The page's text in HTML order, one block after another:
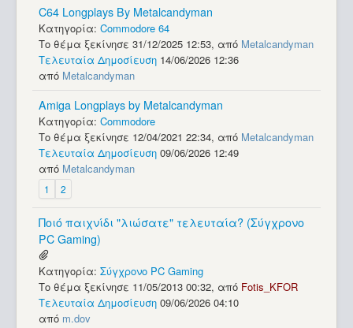
C64 Longplays By Metalcandyman
Κατηγορία: Commodore 64
Το θέμα ξεκίνησε 31/12/2025 12:53, από Metalcandyman
Τελευταία Δημοσίευση 14/06/2026 12:36
από Metalcandyman
Amiga Longplays by Metalcandyman
Κατηγορία: Commodore
Το θέμα ξεκίνησε 12/04/2021 22:34, από Metalcandyman
Τελευταία Δημοσίευση 09/06/2026 12:49
από Metalcandyman
1 2
Ποιό παιχνίδι "λιώσατε" τελευταία? (Σύγχρονο
PC Gaming)
Κατηγορία: Σύγχρονο PC Gaming
Το θέμα ξεκίνησε 11/05/2013 00:32, από Fotis_KFOR
Τελευταία Δημοσίευση 09/06/2026 04:10
από m.dov